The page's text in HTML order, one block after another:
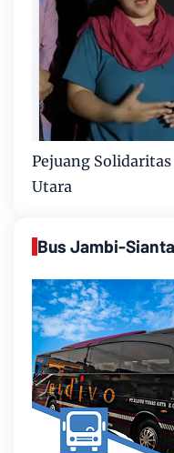
Pejuang
Utara
Bus Jambi-